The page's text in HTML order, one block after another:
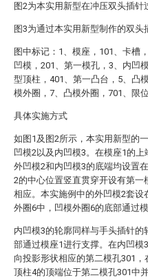
图2为本实用新型在冲压双头插针
图3为通过本实用新型制作的双头
图中标记：1、模座，101、卡槽
凹模，201、第一模孔，3、内凹
型顶柱，401、第一凸台，5、凸
模外圈，7、凸模外圈，701、限
具体实施方式
如图1及图2所示，本实用新型的
凹模2以及内凹模3。在模座1的
外凹模2和内凹模3的底端均设置
2的中心位置竖直贯穿开设有第一
相应。本实施例中的外凹模2套
外圈6中，凹模外圈6的底部通过模
内凹模3的轮廓同样与手头插针
部通过模座1进行支撑。在内凹
向投影形状相应的第二模孔301
顶柱4的顶端位于第二模孔301中